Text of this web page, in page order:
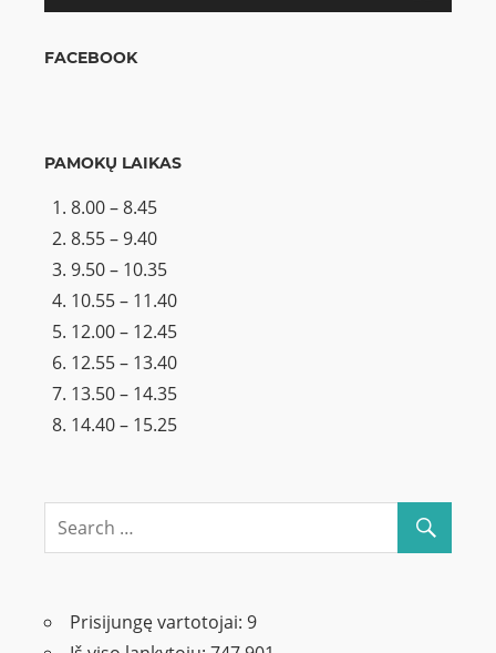
FACEBOOK
PAMOKŲ LAIKAS
8.00 – 8.45
8.55 – 9.40
9.50 – 10.35
10.55 – 11.40
12.00 – 12.45
12.55 – 13.40
13.50 – 14.35
14.40 – 15.25
Prisijungę vartotojai: 9